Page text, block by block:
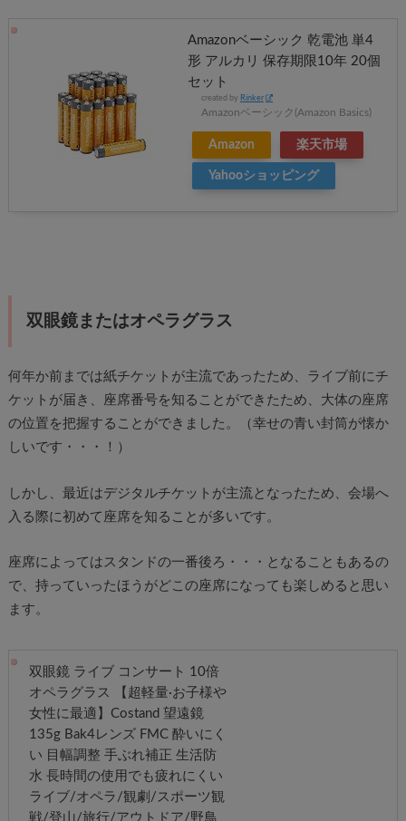
Amazonベーシック 乾電池 単4
形 アルカリ 保存期限10年 20個
セット
created by Rinker
Amazonベーシック(Amazon Basics)
Amazon 楽天市場
Yahooショッピング
双眼鏡またはオペラグラス
何年か前までは紙チケットが主流であったため、ライブ前にチ
ケットが届き、座席番号を知ることができたため、大体の座席
の位置を把握することができました。（幸せの青い封筒が懐か
しいです・・・！）
しかし、最近はデジタルチケットが主流となったため、会場へ
入る際に初めて座席を知ることが多いです。
座席によってはスタンドの一番後ろ・・・となることもあるの
で、持っていったほうがどこの座席になっても楽しめると思い
ます。
双眼鏡 ライブ コンサート 10倍
オペラグラス 【超軽量·お子様や
女性に最適】Costand 望遠鏡
135g Bak4レンズ FMC 酔いにく
い 目幅調整 手ぶれ補正 生活防
水 長時間の使用でも疲れにくい
ライブ/オペラ/観劇/スポーツ観
戦/登山/旅行/アウトドア/野鳥